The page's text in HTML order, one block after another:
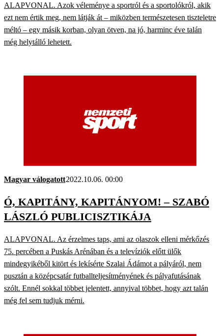
ALAPVONAL. Azok véleménye a sportról és a sportolókról, akik
ezt nem értik meg, nem látják át – miközben természetesen tiszteletre
méltó – egy másik korban, olyan ötven, na jó, harminc éve talán
még helytálló lehetett.
Magyar válogatott2022.10.06. 00:00
Ó, KAPITÁNY, KAPITÁNYOM! – SZABÓ
LÁSZLÓ PUBLICISZTIKÁJA
ALAPVONAL. Az érzelmes taps, ami az olaszok elleni mérkőzés
75. percében a Puskás Arénában és a televíziók előtt ülők
mindegyikéből kitört és lekísérte Szalai Ádámot a pályáról, nem
pusztán a középcsatár futballteljesítményének és pályafutásának
szólt. Ennél sokkal többet jelentett, annyival többet, hogy azt talán
még fel sem tudjuk mérni.